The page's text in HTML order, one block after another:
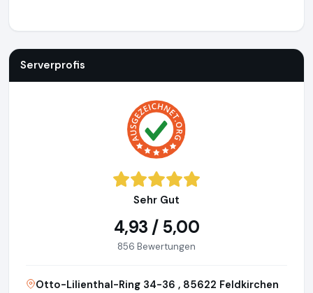
Serverprofis
Sehr Gut
4,93 / 5,00
856 Bewertungen
Otto-Lilienthal-Ring 34-36 , 85622 Feldkirchen